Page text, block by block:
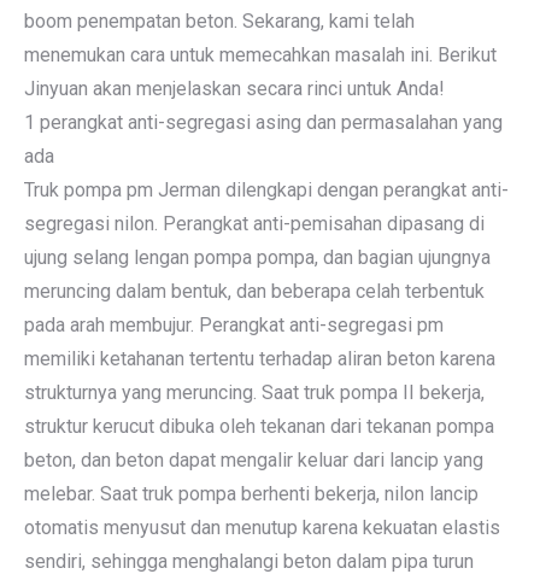
boom penempatan beton. Sekarang, kami telah
menemukan cara untuk memecahkan masalah ini. Berikut
Jinyuan akan menjelaskan secara rinci untuk Anda!
1 perangkat anti-segregasi asing dan permasalahan yang
ada
Truk pompa pm Jerman dilengkapi dengan perangkat anti-
segregasi nilon. Perangkat anti-pemisahan dipasang di
ujung selang lengan pompa pompa, dan bagian ujungnya
meruncing dalam bentuk, dan beberapa celah terbentuk
pada arah membujur. Perangkat anti-segregasi pm
memiliki ketahanan tertentu terhadap aliran beton karena
strukturnya yang meruncing. Saat truk pompa II bekerja,
struktur kerucut dibuka oleh tekanan dari tekanan pompa
beton, dan beton dapat mengalir keluar dari lancip yang
melebar. Saat truk pompa berhenti bekerja, nilon lancip
otomatis menyusut dan menutup karena kekuatan elastis
sendiri, sehingga menghalangi beton dalam pipa turun